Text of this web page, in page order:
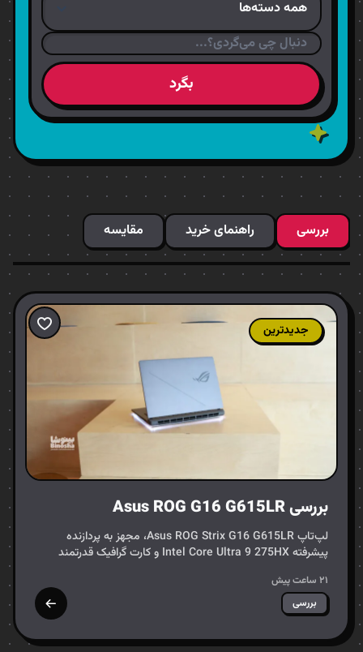
بگرد
بررسی راهنمای خرید مقایسه
جدیدترین
بررسی Asus ROG G16 G615LR
لپ‌تاپ Asus ROG Strix G16 G615LR، مجهز به پردازنده
پیشرفته Intel Core Ultra 9 275HX و کارت گرافیک قدرتمند
عرصه…
۲۱ ساعت پیش
بررسی